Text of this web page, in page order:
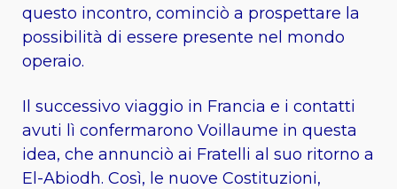
questo incontro, cominciò a prospettare la
possibilità di essere presente nel mondo
operaio.
Il successivo viaggio in Francia e i contatti
avuti lì confermarono Voillaume in questa
idea, che annunciò ai Fratelli al suo ritorno a
El-Abiodh. Così, le nuove Costituzioni,